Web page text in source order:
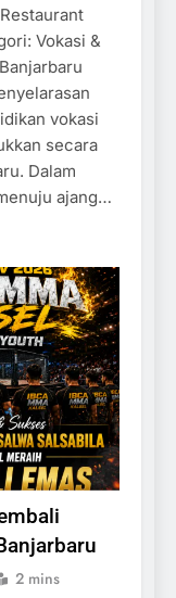
Vokasi &
vokasi
secara
Dalam
ajang…
2 mins